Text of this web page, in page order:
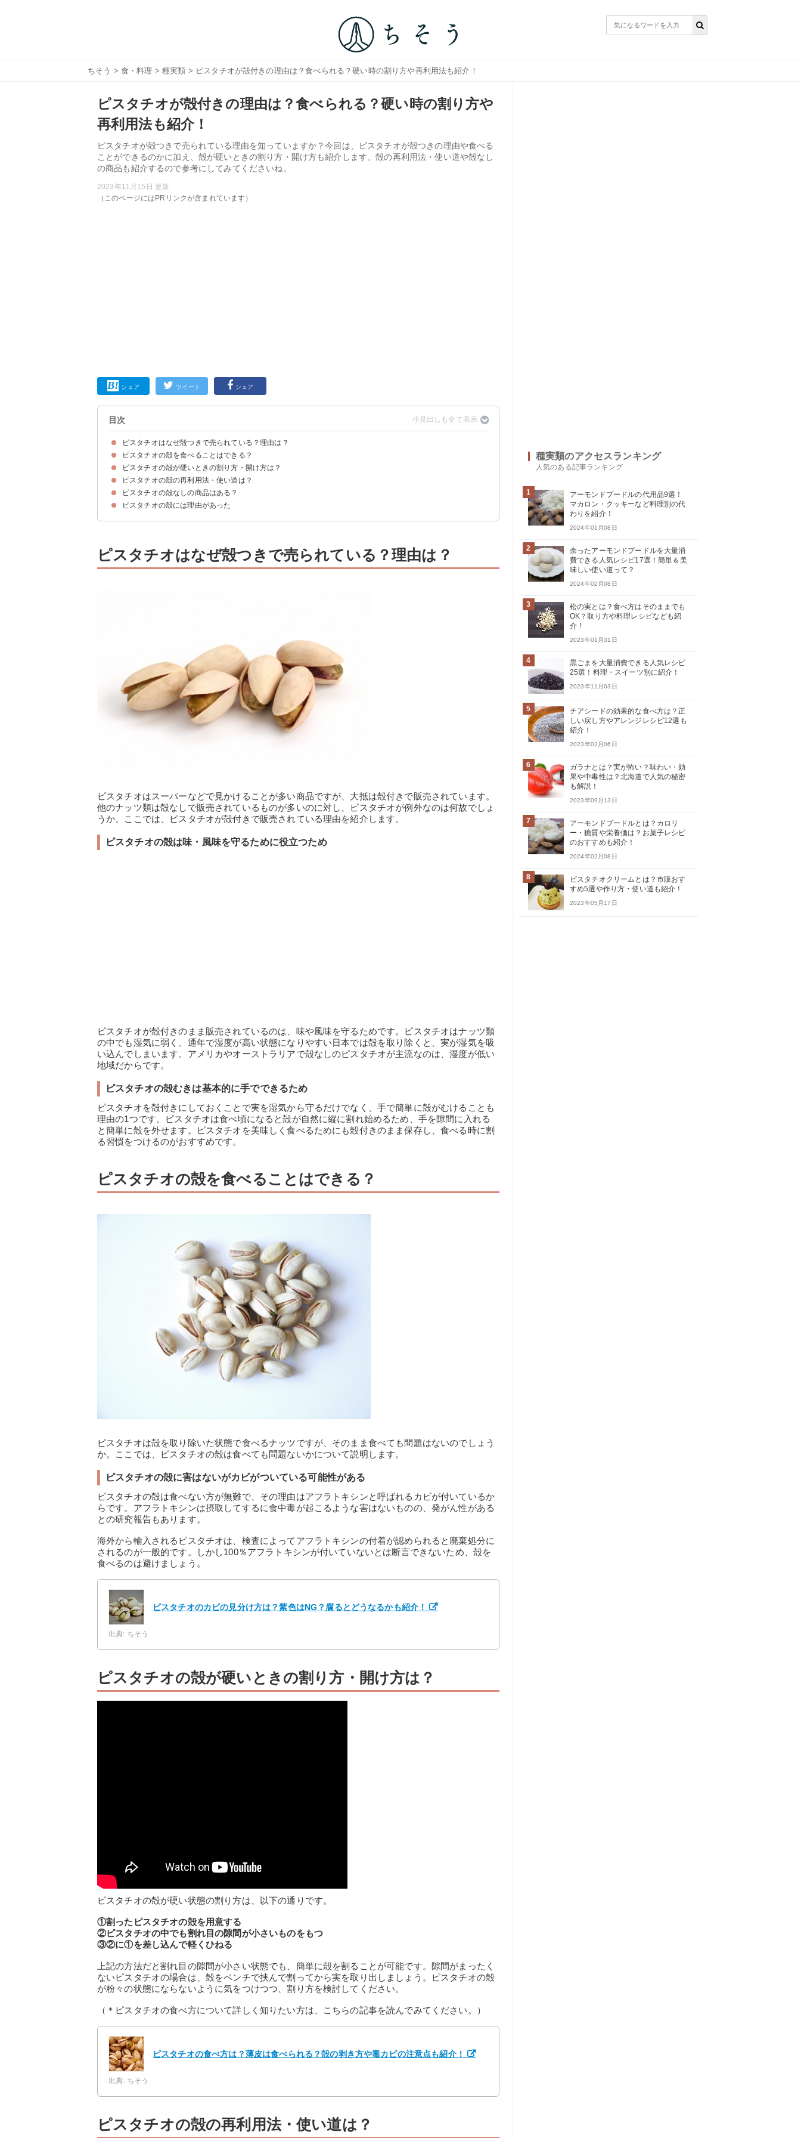
ちそう > 食・料理 >種実類 > ピスタチオが殻付きの理由は？食べられる？硬い時の割り方や再利用法も紹介！
ピスタチオが殻付きの理由は？食べられる？硬い時の割り方や
再利用法も紹介！
ピスタチオが殻つきで売られている理由を知っていますか？今回は、ピスタチオが殻つきの理由や食べる
ことができるのかに加え、殻が硬いときの割り方・開け方も紹介します。殻の再利用法・使い道や殻なし
の商品も紹介するので参考にしてみてくださいね。
2023年11月15日 更新
（このページにはPRリンクが含まれています）
シェア ツイート シェア
目次
ピスタチオはなぜ殻つきで売られている？理由は？
ピスタチオの殻は味・風味を守るために役立つため
ピスタチオの殻むきは基本的に手でできるため
ピスタチオの殻を食べることはできる？
ピスタチオの殻に害はないがカビがついている可能性がある
ピスタチオの殻が硬いときの割り方・開け方は？
ピスタチオの殻の再利用法・使い道は？
ピスタチオの殻なしの商品はある？
①ローストピスタチオ 250g（1580円）
②Costco コストコ WONDERFUL【ワンダフル 殻なし ピスタチオ ロースト＆塩つき 680g（2229円）
ピスタチオの殻には理由があった
ピスタチオはなぜ殻つきで売られている？理由は？
ピスタチオはスーパーなどで見かけることが多い商品ですが、大抵は殻付きで販売されています。
他のナッツ類は殻なしで販売されているものが多いのに対し、ピスタチオが例外なのは何故でしょ
うか。ここでは、ピスタチオが殻付きで販売されている理由を紹介します。
ピスタチオの殻は味・風味を守るために役立つため
ピスタチオが殻付きのまま販売されているのは、味や風味を守るためです。ピスタチオはナッツ類
の中でも湿気に弱く、通年で湿度が高い状態になりやすい日本では殻を取り除くと、実が湿気を吸
い込んでしまいます。アメリカやオーストラリアで殻なしのピスタチオが主流なのは、湿度が低い
地域だからです。
ピスタチオの殻むきは基本的に手でできるため
ピスタチオを殻付きにしておくことで実を湿気から守るだけでなく、手で簡単に殻がむけることも
理由の1つです。ピスタチオは食べ頃になると殻が自然に縦に割れ始めるため、手を隙間に入れる
と簡単に殻を外せます。ピスタチオを美味しく食べるためにも殻付きのまま保存し、食べる時に割
る習慣をつけるのがおすすめです。
ピスタチオの殻を食べることはできる？
ピスタチオは殻を取り除いた状態で食べるナッツですが、そのまま食べても問題はないのでしょう
か。ここでは、ピスタチオの殻は食べても問題ないかについて説明します。
ピスタチオの殻に害はないがカビがついている可能性がある
ピスタチオの殻は食べない方が無難で、その理由はアフラトキシンと呼ばれるカビが付いているか
らです。アフラトキシンは摂取してするに食中毒が起こるような害はないものの、発がん性がある
との研究報告もあります。
海外から輸入されるピスタチオは、検査によってアフラトキシンの付着が認められると廃棄処分に
されるのが一般的です。しかし100％アフラトキシンが付いていないとは断言できないため、殻を
食べるのは避けましょう。
ピスタチオのカビの見分け方は？紫色はNG？腐るとどうなるかも紹介！
出典: ちそう
ピスタチオの殻が硬いときの割り方・開け方は？
ピスタチオの殻が硬い状態の割り方は、以下の通りです。
①割ったピスタチオの殻を用意する
②ピスタチオの中でも割れ目の隙間が小さいものをもつ
③②に①を差し込んで軽くひねる
上記の方法だと割れ目の隙間が小さい状態でも、簡単に殻を割ることが可能です。隙間がまったく
ないピスタチオの場合は、殻をペンチで挟んで割ってから実を取り出しましょう。ピスタチオの殻
が粉々の状態にならないように気をつけつつ、割り方を検討してください。
（＊ピスタチオの食べ方について詳しく知りたい方は、こちらの記事を読んでみてください。）
ピスタチオの食べ方は？薄皮は食べられる？殻の剥き方や毒カビの注意点も紹介！
出典: ちそう
ピスタチオの殻の再利用法・使い道は？
種実類のアクセスランキング
人気のある記事ランキング
1
アーモンドプードルの代用品9選！
マカロン・クッキーなど料理別の代
わりを紹介！
2024年01月08日
2
余ったアーモンドプードルを大量消
費できる人気レシピ17選！簡単＆美
味しい使い道って？
2024年02月08日
3
松の実とは？食べ方はそのままでも
OK？取り方や料理レシピなども紹
介！
2023年01月31日
4
黒ごまを大量消費できる人気レシピ
25選！料理・スイーツ別に紹介！
2023年11月03日
5
チアシードの効果的な食べ方は？正
しい戻し方やアレンジレシピ12選も
紹介！
2023年02月06日
6
ガラナとは？実が怖い？味わい・効
果や中毒性は？北海道で人気の秘密
も解説！
2023年09月13日
7
アーモンドプードルとは？カロリ
ー・糖質や栄養価は？お菓子レシピ
のおすすめも紹介！
2024年02月08日
8
ピスタチオクリームとは？市販おす
すめ5選や作り方・使い道も紹介！
2023年05月17日